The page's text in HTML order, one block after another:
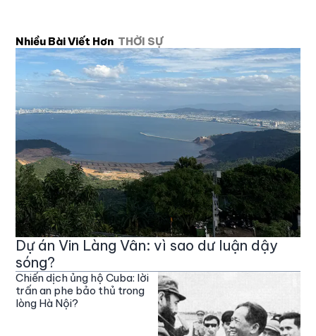
Nhiều Bài Viết Hơn THỜI SỰ
Dự án Vin Làng Vân: vì sao dư luận dậy
sóng?
Chiến dịch ủng hộ Cuba: lời
trấn an phe bảo thủ trong
lòng Hà Nội?